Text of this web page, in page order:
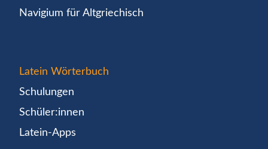
Navigium für Altgriechisch
Latein Wörterbuch
Schulungen
Schüler:innen
Latein-Apps